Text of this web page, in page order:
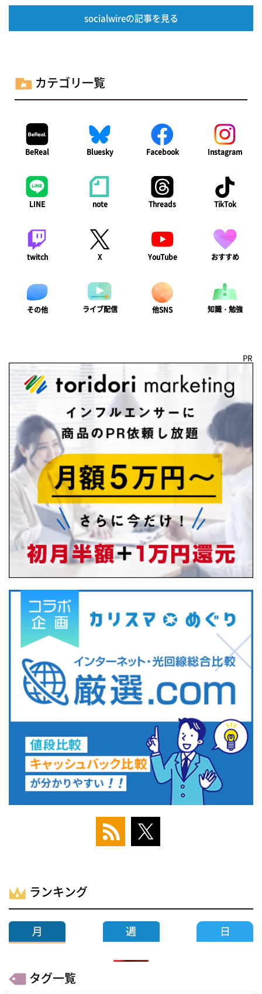
socialwireの記事を見る
カテゴリ一覧
BeReal Bluesky Facebook Instagram
LINE note Threads TikTok
twitch X YouTube おすすめ
その他 ライブ配信 他SNS 知識・勉強
PR
ランキング
タグ一覧